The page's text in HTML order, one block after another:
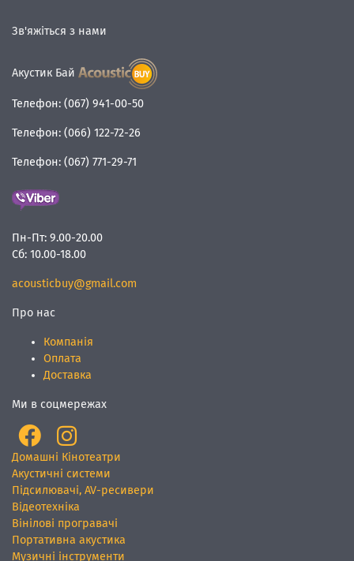
Зв'яжіться з нами
Акустик Бай
Телефон: (067) 941-00-50
Телефон: (066) 122-72-26
Телефон: (067) 771-29-71
Пн-Пт: 9.00-20.00
Сб: 10.00-18.00
acousticbuy@gmail.com
Про нас
Компанія
Оплата
Доставка
Ми в соцмережах
Домашні Кінотеатри
Акустичні системи
Підсилювачі, AV-ресивери
Відеотехніка
Вінілові програвачі
Портативна акустика
Музичні інструменти